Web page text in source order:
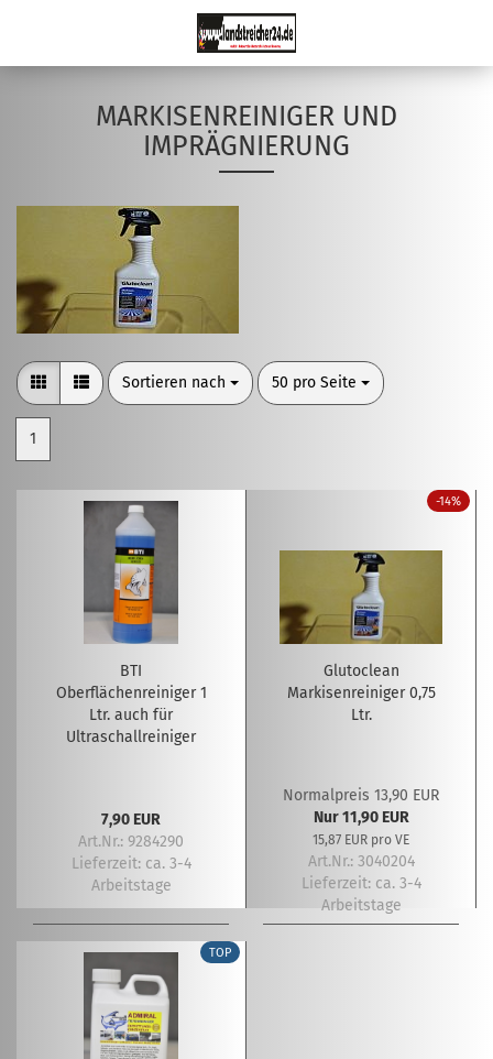
MARKISENREINIGER UND
IMPRÄGNIERUNG
Sortieren nach
Sortieren nach 50 pro Seite
pro Seite
1
BTI
Oberflächenreiniger 1
Ltr. auch für
Ultraschallreiniger
7,90 EUR
Art.Nr.: 9284290
Lieferzeit: ca. 3-4
Arbeitstage
-14%
Glutoclean
Markisenreiniger 0,75
Ltr.
Normalpreis 13,90 EUR
Nur 11,90 EUR
15,87 EUR pro VE
Art.Nr.: 3040204
Lieferzeit: ca. 3-4
Arbeitstage
TOP